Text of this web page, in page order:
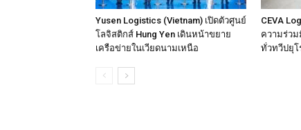
Yusen Logistics (Vietnam) เปิดตัวศูนย์
โลจิสติกส์ Hung Yen เดินหน้าขยาย
เครือข่ายในเวียดนามเหนือ
CEVA
ความร่ว
ทั่วทวีปยุโ